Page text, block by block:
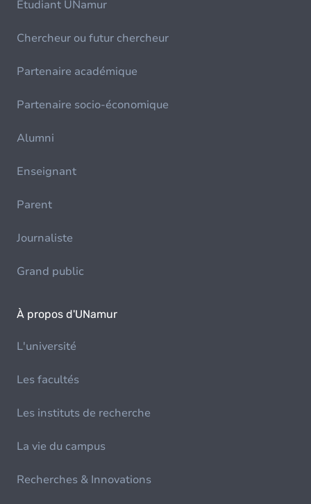
Etudiant UNamur
Chercheur ou futur chercheur
Partenaire académique
Partenaire socio-économique
Alumni
Enseignant
Parent
Journaliste
Grand public
À propos d'UNamur
L'université
Les facultés
Les instituts de recherche
La vie du campus
Recherches & Innovations